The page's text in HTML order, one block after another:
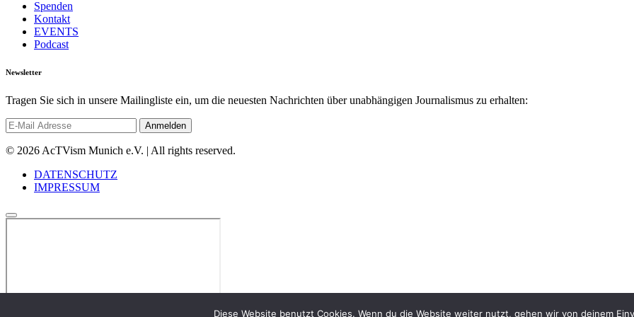
Spenden
Kontakt
EVENTS
Podcast
Newsletter
Tragen Sie sich in unsere Mailingliste ein, um die neuesten Nachrichten über unabhängigen Journalismus zu erhalten:
© 2026 AcTVism Munich e.V. | All rights reserved.
DATENSCHUTZ
IMPRESSUM
Diese Website benutzt Cookies. Wenn du die Website weiter nutzt, gehen wir von deinem